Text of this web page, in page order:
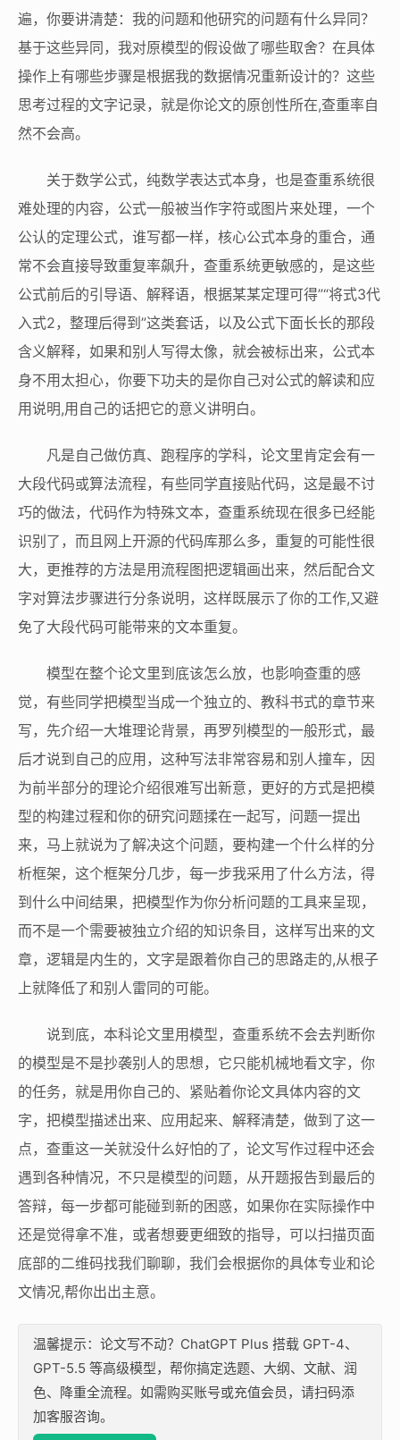
遍，你要讲清楚：我的问题和他研究的问题有什么异同？
基于这些异同，我对原模型的假设做了哪些取舍？在具体
操作上有哪些步骤是根据我的数据情况重新设计的？这些
思考过程的文字记录，就是你论文的原创性所在,查重率自
然不会高。
关于数学公式，纯数学表达式本身，也是查重系统很
难处理的内容，公式一般被当作字符或图片来处理，一个
公认的定理公式，谁写都一样，核心公式本身的重合，通
常不会直接导致重复率飙升，查重系统更敏感的，是这些
公式前后的引导语、解释语，根据某某定理可得”“将式3代
入式2，整理后得到”这类套话，以及公式下面长长的那段
含义解释，如果和别人写得太像，就会被标出来，公式本
身不用太担心，你要下功夫的是你自己对公式的解读和应
用说明,用自己的话把它的意义讲明白。
凡是自己做仿真、跑程序的学科，论文里肯定会有一
大段代码或算法流程，有些同学直接贴代码，这是最不讨
巧的做法，代码作为特殊文本，查重系统现在很多已经能
识别了，而且网上开源的代码库那么多，重复的可能性很
大，更推荐的方法是用流程图把逻辑画出来，然后配合文
字对算法步骤进行分条说明，这样既展示了你的工作,又避
免了大段代码可能带来的文本重复。
模型在整个论文里到底该怎么放，也影响查重的感
觉，有些同学把模型当成一个独立的、教科书式的章节来
写，先介绍一大堆理论背景，再罗列模型的一般形式，最
后才说到自己的应用，这种写法非常容易和别人撞车，因
为前半部分的理论介绍很难写出新意，更好的方式是把模
型的构建过程和你的研究问题揉在一起写，问题一提出
来，马上就说为了解决这个问题，要构建一个什么样的分
析框架，这个框架分几步，每一步我采用了什么方法，得
到什么中间结果，把模型作为你分析问题的工具来呈现，
而不是一个需要被独立介绍的知识条目，这样写出来的文
章，逻辑是内生的，文字是跟着你自己的思路走的,从根子
上就降低了和别人雷同的可能。
说到底，本科论文里用模型，查重系统不会去判断你
的模型是不是抄袭别人的思想，它只能机械地看文字，你
的任务，就是用你自己的、紧贴着你论文具体内容的文
字，把模型描述出来、应用起来、解释清楚，做到了这一
点，查重这一关就没什么好怕的了，论文写作过程中还会
遇到各种情况，不只是模型的问题，从开题报告到最后的
答辩，每一步都可能碰到新的困惑，如果你在实际操作中
还是觉得拿不准，或者想要更细致的指导，可以扫描页面
底部的二维码找我们聊聊，我们会根据你的具体专业和论
文情况,帮你出出主意。
温馨提示：论文写不动？ChatGPT Plus 搭载 GPT-4、
GPT-5.5 等高级模型，帮你搞定选题、大纲、文献、润
色、降重全流程。如需购买账号或充值会员，请扫码添
加客服咨询。